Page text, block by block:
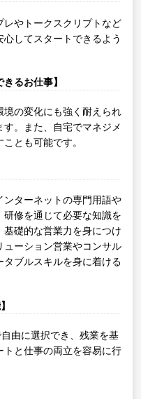
やトークスクリプトなど
してスタートできるよう
るお仕事】
境の変化にも強く耐えられ
。また、自宅でマネジメ
とも可能です。
ンターネットの専門用語や
修を通じて必要な知識を
基礎的な営業力を身につけ
ューション営業やコンサル
ブルスキルを身に着ける
由に選択でき、残業を基
と仕事の両立を容易に行